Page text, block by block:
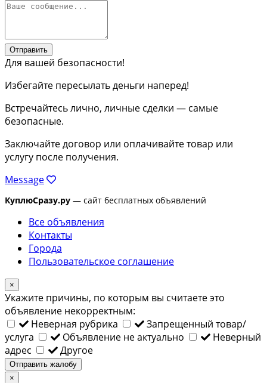
Отправить
Для вашей безопасности!
Избегайте пересылать деньги наперед!
Встречайтесь лично, личные сделки — самые
безопасные.
Заключайте договор или оплачивайте товар или
услугу после получения.
Message
КуплюСразу.ру — сайт бесплатных объявлений
Все объявления
Контакты
Города
Пользовательское соглашение
×
Укажите причины, по которым вы считаете это
объявление некорректным:
Неверная рубрика
Запрещенный товар/
услуга
Объявление не актуально
Неверный
адрес
Другое
Отправить жалобу
×